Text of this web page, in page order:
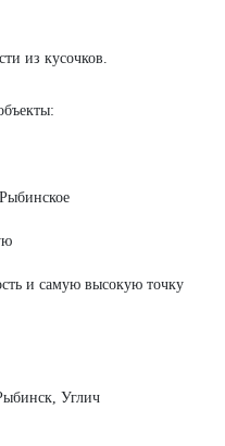
из кусочков.
и самую высокую точку
Углич